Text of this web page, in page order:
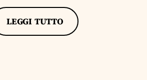
LEGGI TUTTO